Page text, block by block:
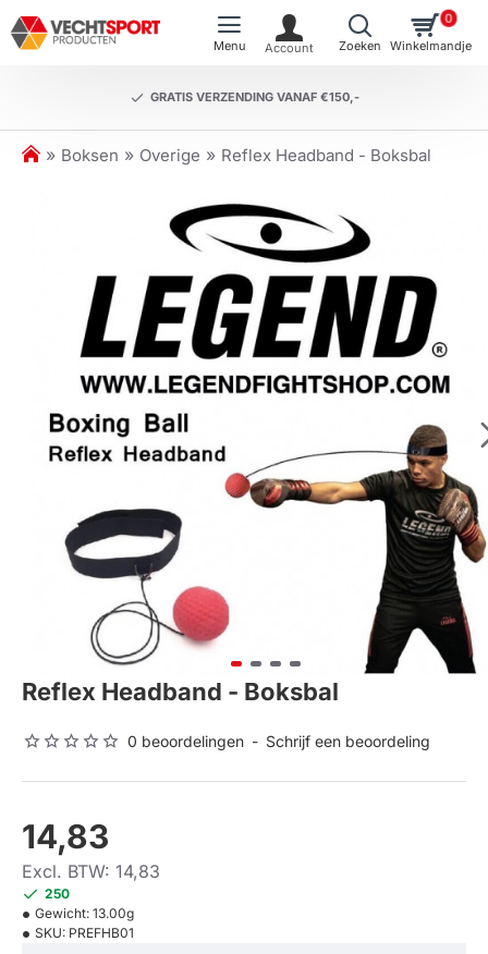
GRATIS VERZENDING VANAF €150,-
0
h
Boksen Overige Reflex Headband - Boksbal
Reflex Headband - Boksbal
0 beoordelingen - Schrijf een beoordeling
14,83
Excl. BTW: 14,83
250
Gewicht: 13.00g
SKU: PREFHB01